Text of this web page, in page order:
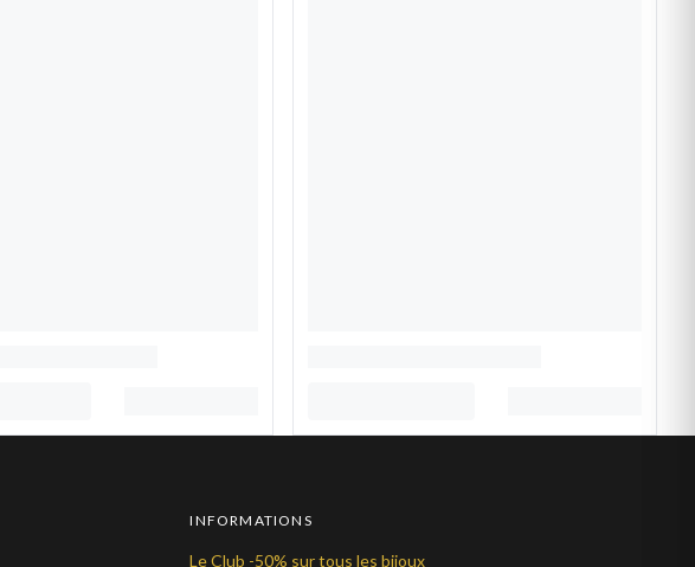
INFORMATIONS
Le Club -50% sur tous les bijoux